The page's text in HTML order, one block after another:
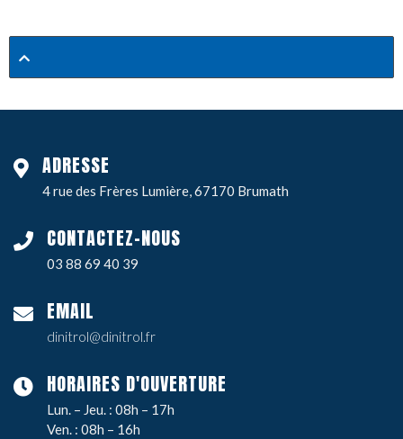
ADRESSE
4 rue des Frères Lumière, 67170 Brumath
CONTACTEZ-NOUS
03 88 69 40 39
EMAIL
dinitrol@dinitrol.fr
HORAIRES D'OUVERTURE
Lun. – Jeu. : 08h – 17h
Ven. : 08h – 16h